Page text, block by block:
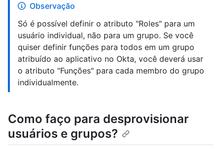
Observação
Só é possível definir o atributo "Roles" para um
usuário individual, não para um grupo. Se você
quiser definir funções para todos em um grupo
atribuído ao aplicativo no Okta, você deverá usar
o atributo "Funções" para cada membro do grupo
individualmente.
Como faço para desprovisionar
usuários e grupos?